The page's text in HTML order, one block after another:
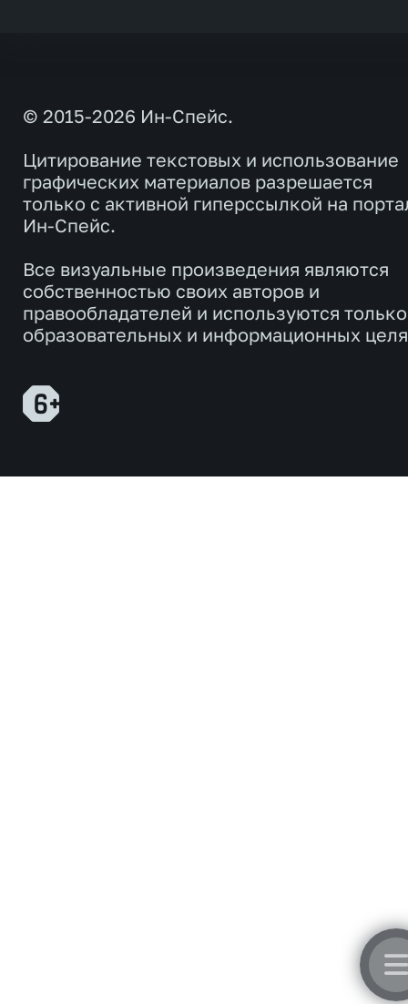
© 2015-2026 Ин-Спейс.
Цитирование текстовых и использование
графических материалов разрешается
только с активной гиперссылкой на
Ин-Спейс.
Все визуальные произведения являются
собственностью своих авторов и
правообладателей и используются
образовательных и информационных